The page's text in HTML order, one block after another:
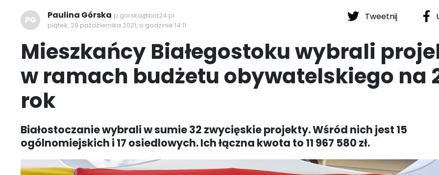
Tweetnij
PG Paulina Górska p.gorska@bia24.pl
piątek, 29 października 2021, o godzinie 14:11
Mieszkańcy Białegostoku wybrali
w ramach budżetu obywatelskiego na
rok
Białostoczanie wybrali w sumie 32 zwycięskie projekty. Wśród nich jest 15
ogólnomiejskich i 17 osiedlowych. Ich łączna kwota to 11 967 580 zł.